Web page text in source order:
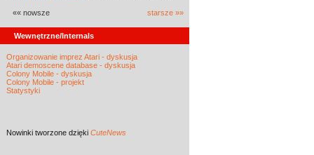
«« nowsze starsze »»
Wewnętrzne/Internals
Organizowanie imprez Atari - dyskusja
Atari demoscene database - dyskusja
Colony Mobile - dyskusja
Colony Mobile - projekt
Statystyki
Nowinki tworzone dzięki CuteNews